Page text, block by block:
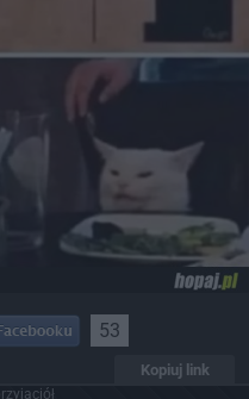
53
Kopiuj link